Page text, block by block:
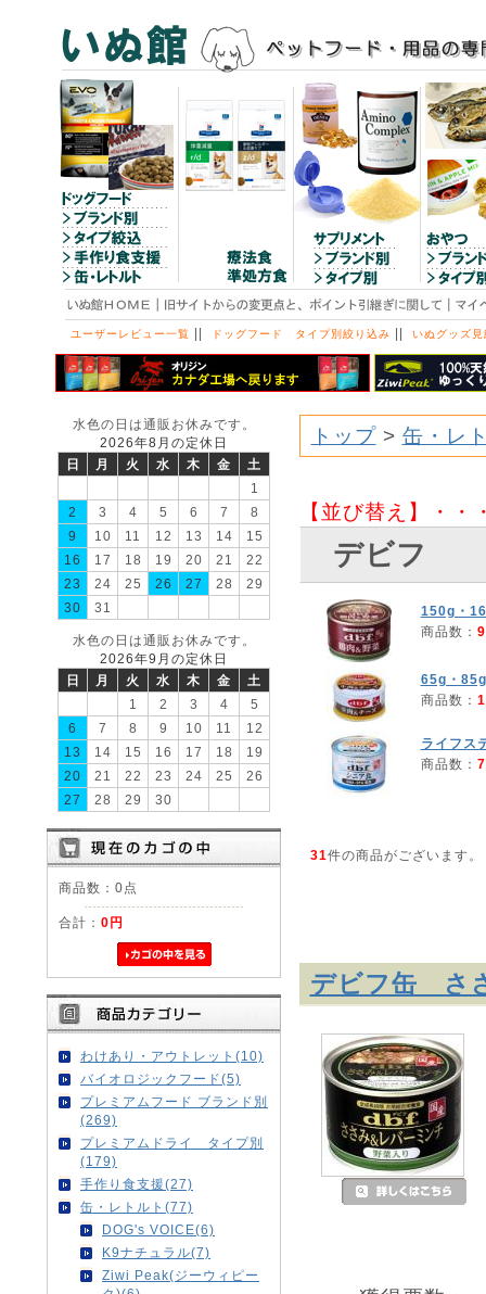
ユーザーレビュー一覧 || ドッグフード タイプ別絞り込み || いぬグッズ見
水色の日は通販お休みです。
2026年8月の定休日
日
月 火 水 木 金
土
1
2
3 4 5 6 7
8
9
10 11 12 13 14
15
16
17 18 19 20 21
22
23
24 25 26 27 28
29
30
31
水色の日は通販お休みです。
2026年9月の定休日
日
月 火 水 木 金
土
1
2 3 4
5
6
7 8 9 10 11
12
13
14 15 16 17 18
19
20
21 22 23 24 25
26
27
28 29 30
商品数：0点
合計： 0円
わけあり・アウトレット(10)
バイオロジックフード(5)
プレミアムフード ブランド別
(269)
プレミアムドライ タイプ別
(179)
手作り食支援(27)
缶・レトルト(77)
DOG's VOICE(6)
K9ナチュラル(7)
Ziwi Peak(ジーウィピー
トップ> 缶・レ
【並び替え】・・
デビフ
150g・
商品数： 9
65g・
商品数：
ライフス
商品数： 7
31件の商品がございます。
デビフ缶 さ